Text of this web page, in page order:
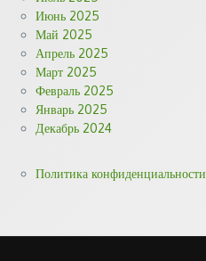
Июнь 2025
Май 2025
Апрель 2025
Март 2025
Февраль 2025
Январь 2025
Декабрь 2024
Политика конфиденциальности